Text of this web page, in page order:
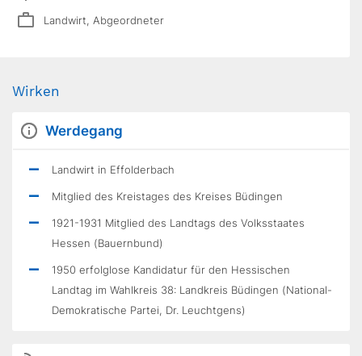
Landwirt, Abgeordneter
Wirken
Werdegang
Landwirt in Effolderbach
Mitglied des Kreistages des Kreises Büdingen
1921-1931 Mitglied des Landtags des Volksstaates
Hessen (Bauernbund)
1950 erfolglose Kandidatur für den Hessischen
Landtag im Wahlkreis 38: Landkreis Büdingen (National-
Demokratische Partei, Dr. Leuchtgens)